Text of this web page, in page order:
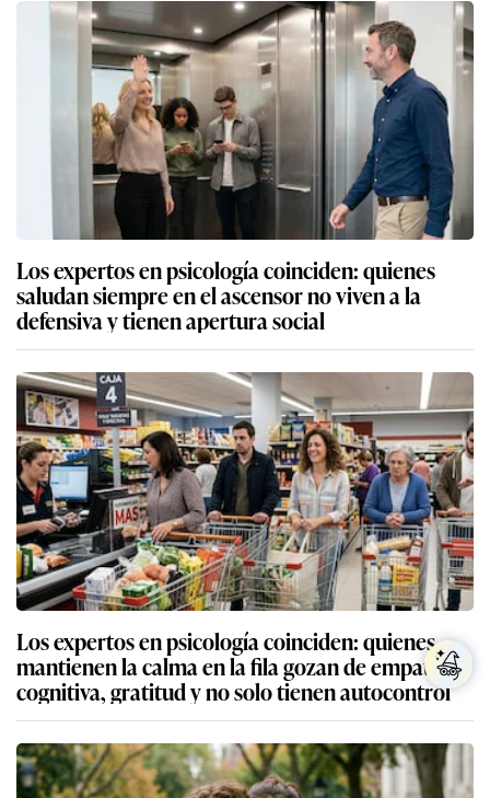
Los expertos en psicología coinciden: quienes
saludan siempre en el ascensor no viven a la
defensiva y tienen apertura social
Los expertos en psicología coinciden: quienes
mantienen la calma en la fila gozan de empatía
cognitiva, gratitud y no solo tienen autocontrol